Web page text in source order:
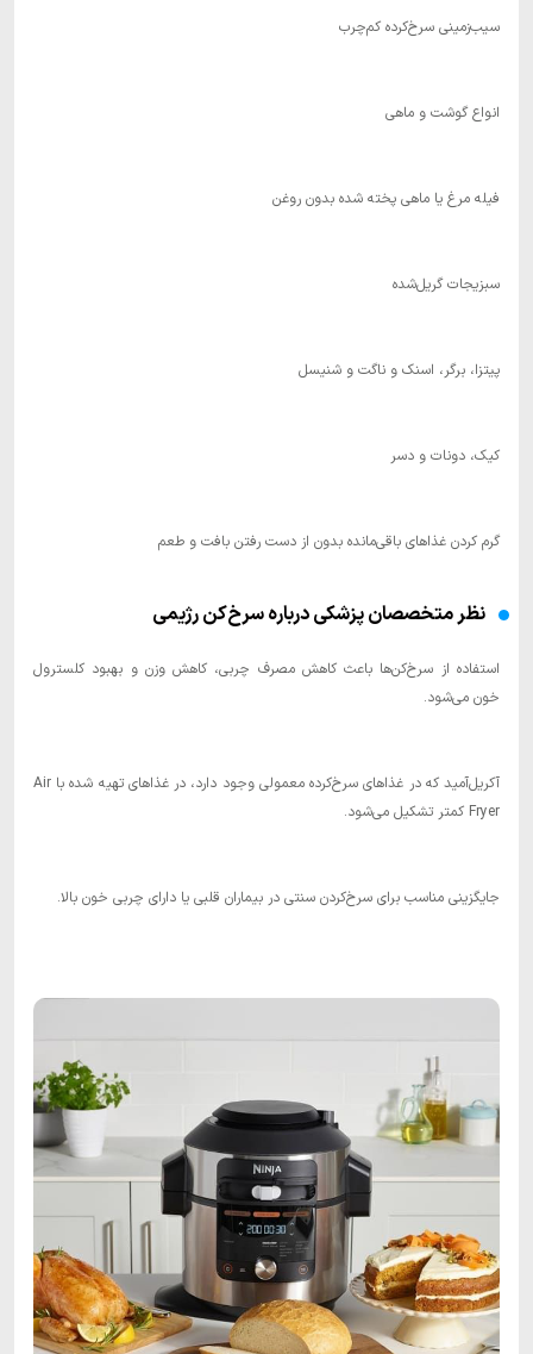
سیب‌زمینی سرخ‌کرده کم‌چرب
انواع گوشت و ماهی
فیله مرغ یا ماهی پخته شده بدون روغن
سبزیجات گریل‌شده
پیتزا، برگر، اسنک و ناگت و شنیسل
کیک، دونات و دسر
گرم کردن غذاهای باقی‌مانده بدون از دست رفتن بافت و طعم
نظر متخصصان پزشکی درباره سرخ‌کن رژیمی
استفاده از سرخ‌کن‌ها باعث کاهش مصرف چربی، کاهش وزن و بهبود کلسترول
خون می‌شود.
آکریل‌آمید که در غذاهای سرخ‌کرده معمولی وجود دارد، در غذاهای تهیه شده با Air
Fryer کمتر تشکیل می‌شود.
جایگزینی مناسب برای سرخ‌کردن سنتی در بیماران قلبی یا دارای چربی خون بالا.